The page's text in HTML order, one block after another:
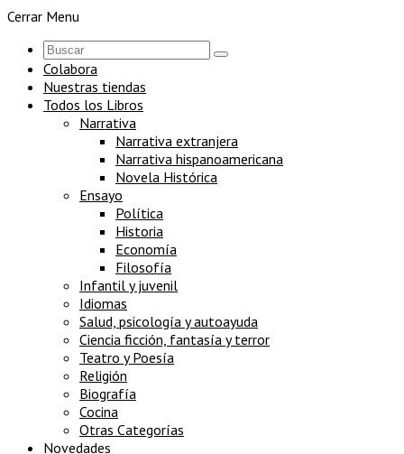
Cerrar Menu
Colabora
Nuestras tiendas
Todos los Libros
Narrativa
Narrativa extranjera
Narrativa hispanoamericana
Novela Histórica
Ensayo
Política
Historia
Economía
Filosofía
Infantil y juvenil
Idiomas
Salud, psicología y autoayuda
Ciencia ficción, fantasía y terror
Teatro y Poesía
Religión
Biografía
Cocina
Otras Categorías
Novedades